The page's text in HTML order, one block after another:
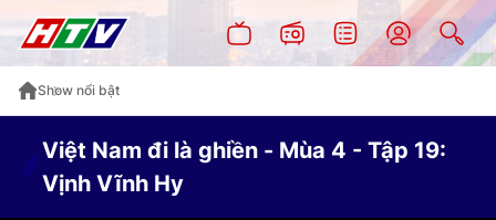
Show nổi bật
Việt Nam đi là ghiền - Mùa 4 - Tập 19:
Vịnh Vĩnh Hy